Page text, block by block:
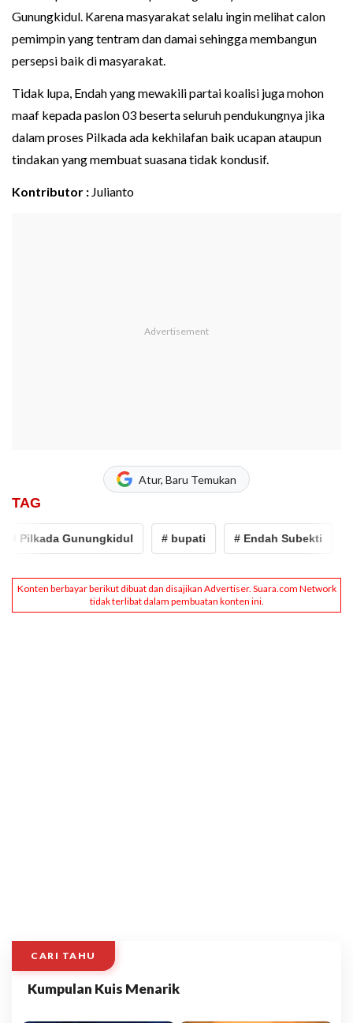
Gunungkidul. Karena masyarakat selalu ingin melihat calon
pemimpin yang tentram dan damai sehingga membangun
persepsi baik di masyarakat.
Tidak lupa, Endah yang mewakili partai koalisi juga mohon
maaf kepada paslon 03 beserta seluruh pendukungnya jika
dalam proses Pilkada ada kekhilafan baik ucapan ataupun
tindakan yang membuat suasana tidak kondusif.
Kontributor : Julianto
Atur, Baru Temukan
TAG
Pilkada Gunungkidul # bupati # Endah Subekti
CARI TAHU
Kumpulan Kuis Menarik